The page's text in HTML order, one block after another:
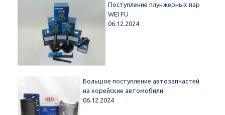
Поступление плунжерных пар
WEI FU
06.12.2024
Большое поступление автозапчастей
на корейские автомобили
06.12.2024